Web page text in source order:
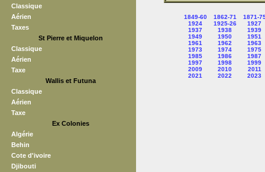
Classique
Aérien
Taxes
St Pierre et Miquelon
Classique
Aérien
Taxe
Wallis et Futuna
Classique
Aérien
Taxe
Ex Colonies
Algérie
Behin
Cote d'ivoire
Djibouti
1849-60 1862-71
1871-
1924
1925-26
1927
1937
1938
1939
1949
1950
1951
1961
1962
1963
1973
1974
1975
1985
1986
1987
1997
1998
1999
2009
2010
2011
2021
2022 2023